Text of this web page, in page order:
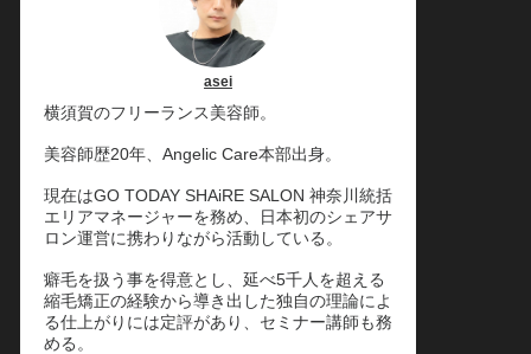
asei
横須賀のフリーランス美容師。
美容師歴20年、Angelic Care本部出身。
現在はGO TODAY SHAiRE SALON 神奈川統括
エリアマネージャーを務め、日本初のシェアサ
ロン運営に携わりながら活動している。
癖毛を扱う事を得意とし、延べ5千人を超える
縮毛矯正の経験から導き出した独自の理論によ
る仕上がりには定評があり、セミナー講師も務
める。